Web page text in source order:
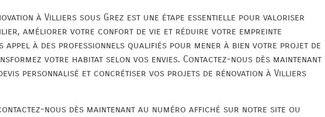
à Villiers sous Grez est une étape essentielle pour valoriser
améliorer votre confort de vie et réduire votre empreinte
appel à des professionnels qualifiés pour mener à bien votre projet de
votre habitat selon vos envies. Contactez-nous dès maintenant
personnalisé et concrétiser vos projets de rénovation à Villiers
nous dès maintenant au numéro affiché sur notre site ou